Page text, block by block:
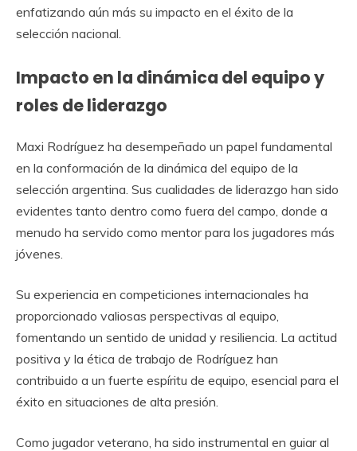
enfatizando aún más su impacto en el éxito de la
selección nacional.
Impacto en la dinámica del equipo y
roles de liderazgo
Maxi Rodríguez ha desempeñado un papel fundamental
en la conformación de la dinámica del equipo de la
selección argentina. Sus cualidades de liderazgo han sido
evidentes tanto dentro como fuera del campo, donde a
menudo ha servido como mentor para los jugadores más
jóvenes.
Su experiencia en competiciones internacionales ha
proporcionado valiosas perspectivas al equipo,
fomentando un sentido de unidad y resiliencia. La actitud
positiva y la ética de trabajo de Rodríguez han
contribuido a un fuerte espíritu de equipo, esencial para el
éxito en situaciones de alta presión.
Como jugador veterano, ha sido instrumental en guiar al